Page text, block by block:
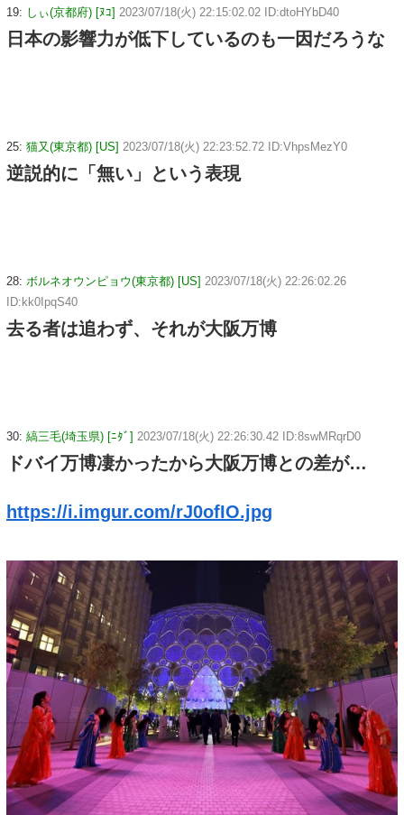
19: しぃ(京都府) [ﾇｺ] 2023/07/18(火) 22:15:02.02 ID:dtoHYbD40
日本の影響力が低下しているのも一因だろうな
25: 猫又(東京都) [US] 2023/07/18(火) 22:23:52.72 ID:VhpsMezY0
逆説的に「無い」という表現
28: ボルネオウンピョウ(東京都) [US] 2023/07/18(火) 22:26:02.26
ID:kk0IpqS40
去る者は追わず、それが大阪万博
30: 縞三毛(埼玉県) [ﾆﾀﾞ] 2023/07/18(火) 22:26:30.42 ID:8swMRqrD0
ドバイ万博凄かったから大阪万博との差が…
https://i.imgur.com/rJ0ofIO.jpg